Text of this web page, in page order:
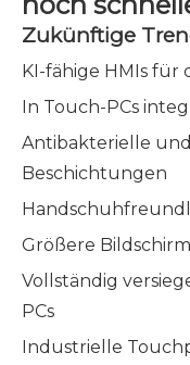
Zukünftige
KI-fähige HMIs für
In Touch-PCs
Antibakterielle
Beschichtungen
Größere
Vollständig
PCs
Industrielle